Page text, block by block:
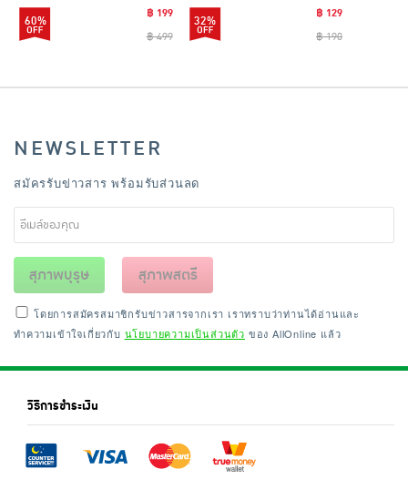
60%
฿ 199
฿ 499
32%
฿ 129
฿ 190
NEWSLETTER
สมัครรับข่าวสาร พร้อมรับส่วนลด
สุภาพบุรุษ สุภาพสตรี
โดยการสมัครสมาชิกรับข่าวสารจากเรา เราทราบว่าท่านได้อ่านและ
ทำความเข้าใจเกี่ยวกับ นโยบายความเป็นส่วนตัว ของ AllOnline แล้ว
วิธีการชำระเงิน